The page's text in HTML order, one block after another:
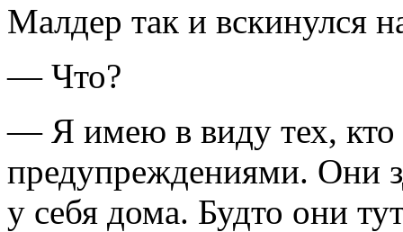
Малдер так и вскинулся
— Что?
— Я имею в виду тех,
предупреждениями. Они
у себя дома. Будто они